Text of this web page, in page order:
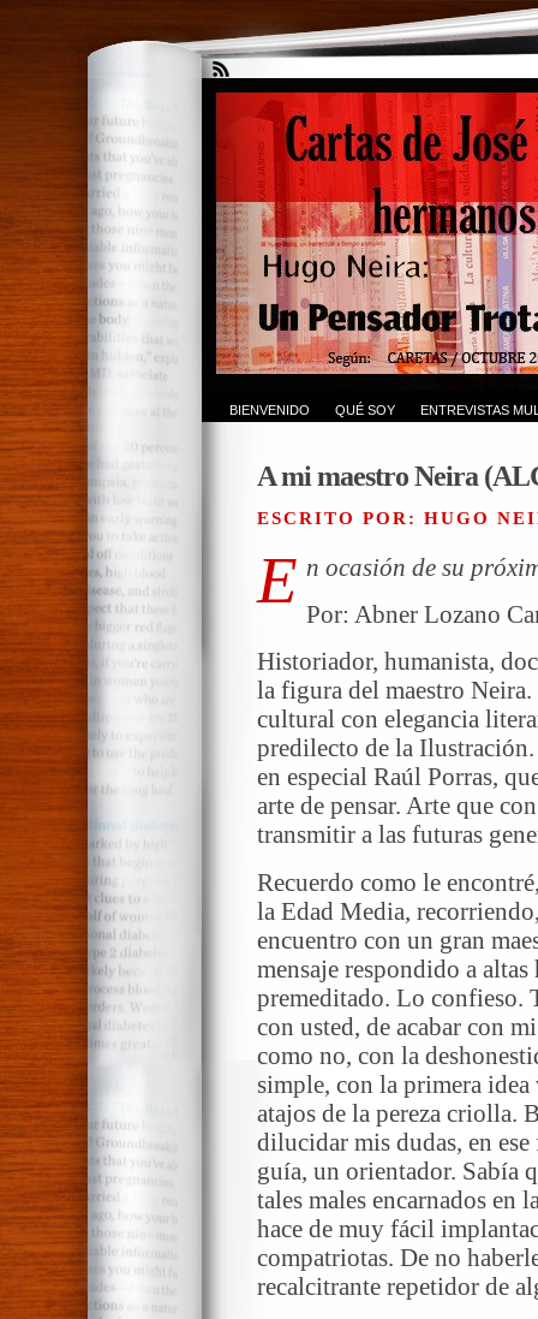
BIENVENIDO QUÉ SOY ENTREVISTAS
A mi maestro Neira
ESCRITO POR: HUGO
E n ocasión de su
Por: Abner Lozano
Historiador, humanista,
la figura del maestro
cultural con elegancia
predilecto de la
en especial Raúl Porras,
arte de pensar. Arte que
transmitir a las futuras
Recuerdo como le
la Edad Media,
encuentro con un gran
mensaje respondido a
premeditado. Lo confieso.
con usted, de acabar con
como no, con la
simple, con la primera
atajos de la pereza criolla.
dilucidar mis dudas, en
guía, un orientador. Sabía
tales males encarnados en
hace de muy fácil
compatriotas. De no
recalcitrante repetidor de